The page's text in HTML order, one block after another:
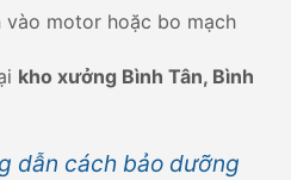
motor hoặc bo mạch
kho xưởng Bình Tân, Bình
dẫn cách bảo dưỡng